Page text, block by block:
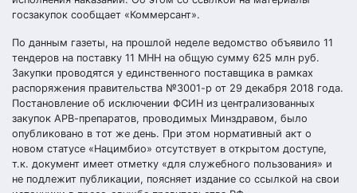
госзакупок сообщает «Коммерсант».
По данным газеты, на прошлой неделе ведомство объявило 11
тендеров на поставку 11 МНН на общую сумму 625 млн руб.
Закупки проводятся у единственного поставщика в рамках
распоряжения правительства №3001-р от 29 декабря 2018 года.
Постановление об исключении ФСИН из централизованных
закупок АРВ-препаратов, проводимых Минздравом, было
опубликовано в тот же день. При этом нормативный акт о
новом статусе «Нацимбио» отсутствует в открытом доступе,
т.к. документ имеет отметку «для служебного пользования» и
не подлежит публикации, поясняет издание со ссылкой на свои